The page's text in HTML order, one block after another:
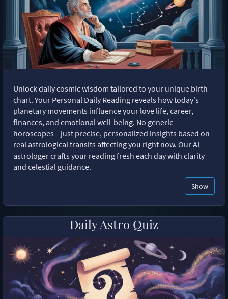
Unlock daily cosmic wisdom tailored to your unique birth
chart. Your Personal Daily Reading reveals how today's
planetary movements influence your love life, career,
finances, and emotional well-being. No generic
horoscopes—just precise, personalized insights based on
real astrological transits affecting you right now. Our AI
astrologer crafts your reading fresh each day with clarity
and celestial guidance.
Show
Daily Astro Quiz